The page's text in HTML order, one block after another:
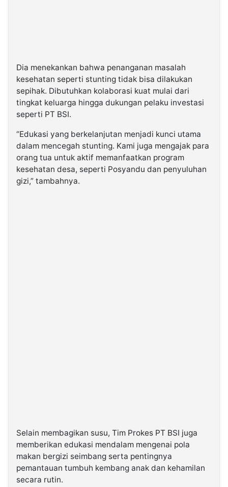
Dia menekankan bahwa penanganan masalah
kesehatan seperti stunting tidak bisa dilakukan
sepihak. Dibutuhkan kolaborasi kuat mulai dari
tingkat keluarga hingga dukungan pelaku investasi
seperti PT BSI.
“Edukasi yang berkelanjutan menjadi kunci utama
dalam mencegah stunting. Kami juga mengajak para
orang tua untuk aktif memanfaatkan program
kesehatan desa, seperti Posyandu dan penyuluhan
gizi,” tambahnya.
Selain membagikan susu, Tim Prokes PT BSI juga
memberikan edukasi mendalam mengenai pola
makan bergizi seimbang serta pentingnya
pemantauan tumbuh kembang anak dan kehamilan
secara rutin.